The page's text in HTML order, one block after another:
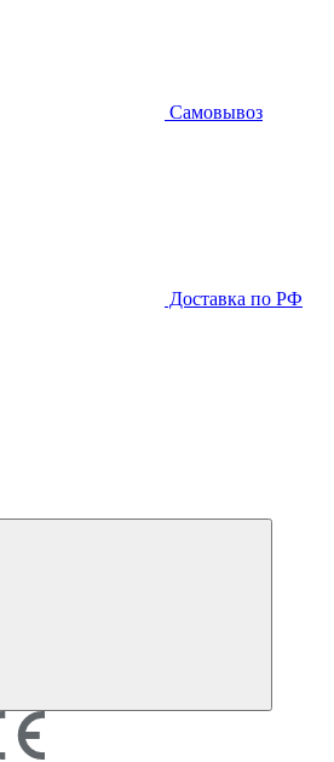
Самовывоз
Доставка по РФ